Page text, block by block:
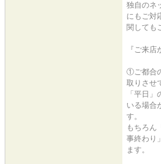
独自のネ
にもご対
関しても
『ご来店
①ご都合
取りさせ
「平日
いる場合
す。
もちろん
事終わり
ます。